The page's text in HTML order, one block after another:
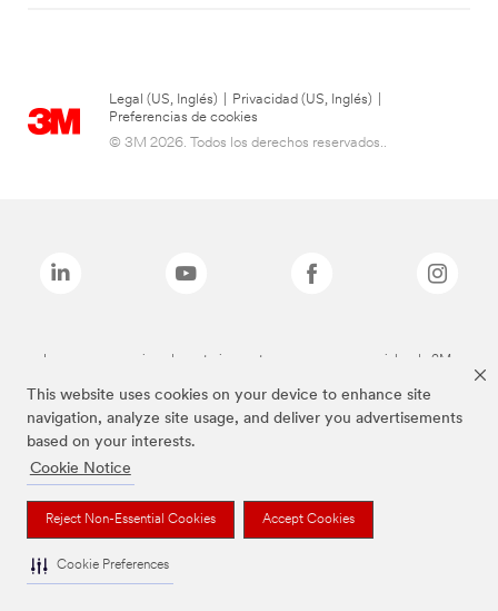
This website uses cookies on your device to enhance site
navigation, analyze site usage, and deliver you advertisements
based on your interests.
Cookie Notice
Reject Non-Essential Cookies Accept Cookies
Cookie Preferences
Legal (US, Inglés) Privacidad (US, Inglés)
Preferencias de cookies
© 3M 2026. Todos los derechos reservados..
Las marcas mencionadas anteriormente son marcas comerciales de 3M.